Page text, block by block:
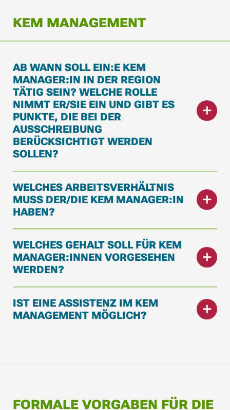
KEM MANAGEMENT
AB WANN SOLL EIN:E KEM
MANAGER:IN IN DER REGION
TÄTIG SEIN? WELCHE ROLLE
NIMMT ER/SIE EIN UND GIBT ES
PUNKTE, DIE BEI DER
AUSSCHREIBUNG
BERÜCKSICHTIGT WERDEN
SOLLEN?
WELCHES ARBEITSVERHÄLTNIS
MUSS DER/DIE KEM MANAGER:IN
HABEN?
WELCHES GEHALT SOLL FÜR KEM
MANAGER:INNEN VORGESEHEN
WERDEN?
IST EINE ASSISTENZ IM KEM
MANAGEMENT MÖGLICH?
FORMALE VORGABEN FÜR DIE